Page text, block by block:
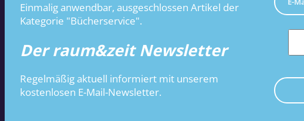
Einmalig anwendbar, ausgeschlossen Artikel der
Kategorie "Bücherservice".
Der raum&zeit Newsletter
Regelmäßig aktuell informiert mit unserem
kostenlosen E-Mail-Newsletter.